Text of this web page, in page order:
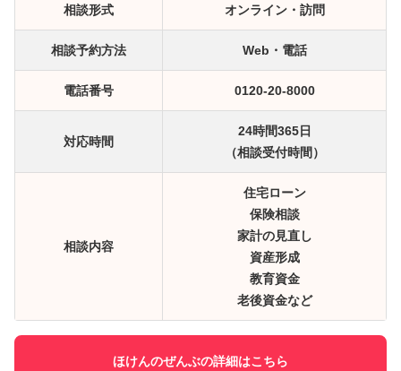
相談形式 オンライン・訪問
相談予約方法 Web・電話
電話番号 0120-20-8000
対応時間
24時間365日
（相談受付時間）
相談内容
住宅ローン
保険相談
家計の見直し
資産形成
教育資金
老後資金など
ほけんのぜんぶの詳細はこちら